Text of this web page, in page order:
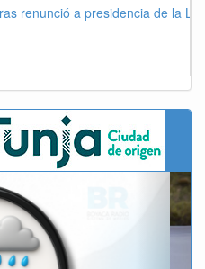
renunció a presidencia de la
Next